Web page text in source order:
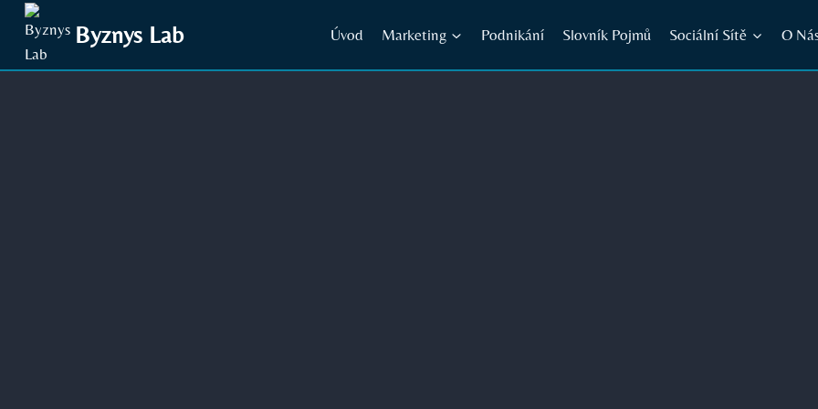
Přeskočit
obsah
Byznys Lab Úvod Marketing Podnikání Slovník Pojmů Sociální Sítě O